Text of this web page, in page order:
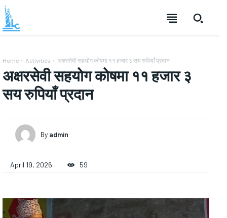
Home Activities अक्षरसेवी सहयोग कोषमा ११ हजार ३ सय रुपियाँ प्रदान
अक्षरसेवी सहयोग कोषमा ११ हजार ३
सय रुपियाँ प्रदान
By admin
April 19, 2026 59